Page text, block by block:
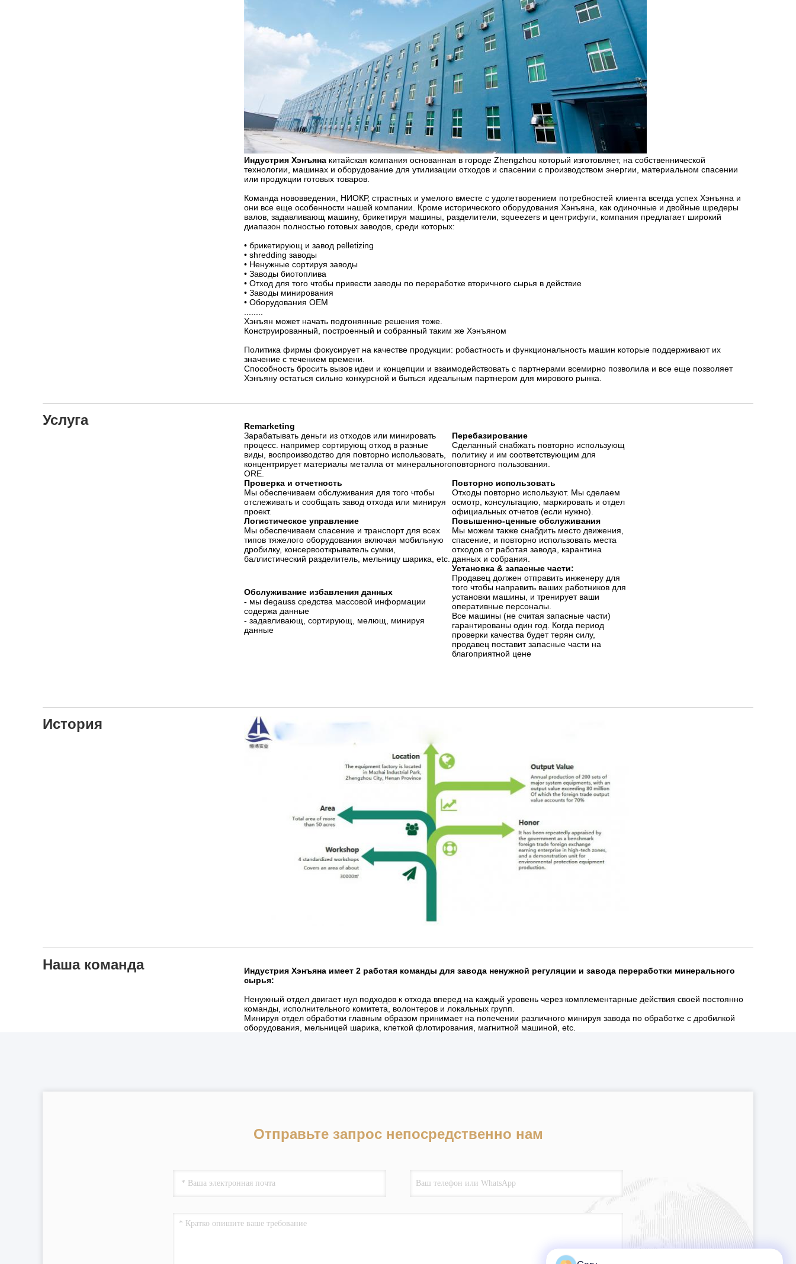
Индустрия Хэнъяна китайская компания основанная в городе Zhengzhou который изготовляет, на собственнической
технологии, машинах и оборудование для утилизации отходов и спасении с производством энергии, материальном спасении
или продукции готовых товаров.
Команда нововведения, НИОКР, страстных и умелого вместе с удолетворением потребностей клиента всегда успех Хэнъяна и
они все еще особенности нашей компании. Кроме исторического оборудования Хэнъяна, как одиночные и двойные шредеры
валов, задавливающ машину, брикетируя машины, разделители, squeezers и центрифуги, компания предлагает широкий
диапазон полностью готовых заводов, среди которых:
• брикетирующ и завод pelletizing
• shredding заводы
• Ненужные сортируя заводы
• Заводы биотоплива
• Отход для того чтобы привести заводы по переработке вторичного сырья в действие
• Заводы минирования
• Оборудования OEM
Хэнъян может начать подгонянные решения тоже.
Конструированный, построенный и собранный таким же Хэнъяном
Политика фирмы фокусирует на качестве продукции: робастность и функциональность машин которые поддерживают их
значение с течением времени.
Способность бросить вызов идеи и концепции и взаимодействовать с партнерами всемирно позволила и все еще позволяет
Хэнъяну остаться сильно конкурсной и быться идеальным партнером для мирового рынка.
Услуга
Remarketing
Зарабатывать деньги из отходов или минировать
процесс. например сортирующ отход в разные
виды, воспроизводство для повторно использовать,
концентрирует материалы металла от минерального
ORE.
Перебазирование
Сделанный снабжать повторно использующ
политику и им соответствующим для
повторного пользования.
Проверка и отчетность
Мы обеспечиваем обслуживания для того чтобы
отслеживать и сообщать завод отхода или минируя
проект.
Повторно использовать
Отходы повторно используют. Мы сделаем
осмотр, консультацию, маркировать и отдел
официальных отчетов (если нужно).
Логистическое управление
Мы обеспечиваем спасение и транспорт для всех
типов тяжелого оборудования включая мобильную
дробилку, консервооткрыватель сумки,
баллистический разделитель, мельницу шарика, etc.
Повышенно-ценные обслуживания
Мы можем также снабдить место движения,
спасение, и повторно использовать места
отходов от работая завода, карантина
данных и собрания.
Обслуживание избавления данных
- мы degauss средства массовой информации
содержа данные
- задавливающ, сортирующ, мелющ, минируя
данные
Установка & запасные части:
Продавец должен отправить инженеру для
того чтобы направить ваших работников для
установки машины, и тренирует ваши
оперативные персоналы.
Все машины (не считая запасные части)
гарантированы один год. Когда период
проверки качества будет терян силу,
продавец поставит запасные части на
благоприятной цене
История
Наша команда
Индустрия Хэнъяна имеет 2 работая команды для завода ненужной регуляции и завода переработки минерального
сырья:
Ненужный отдел двигает нул подходов к отхода вперед на каждый уровень через комплементарные действия своей постоянно
команды, исполнительного комитета, волонтеров и локальных групп.
Минируя отдел обработки главным образом принимает на попечении различного минируя завода по обработке с дробилкой
оборудования, мельницей шарика, клеткой флотирования, магнитной машиной, etc.
Отправьте запрос непосредственно нам